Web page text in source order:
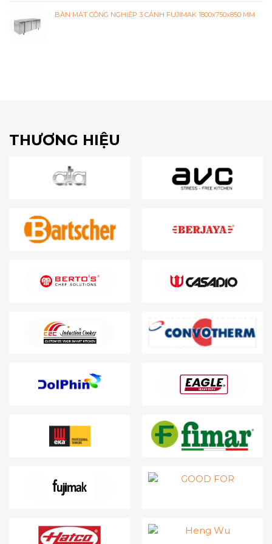
BÀN MÁT CÔNG NGHIỆP 3 CÁNH FUJIMAK 1800x750x850 MM
THƯƠNG HIỆU